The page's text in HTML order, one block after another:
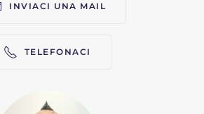
INVIACI UNA MAIL
TELEFONACI